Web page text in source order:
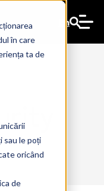
în care
ta de
sau le poți
oricând
de
En